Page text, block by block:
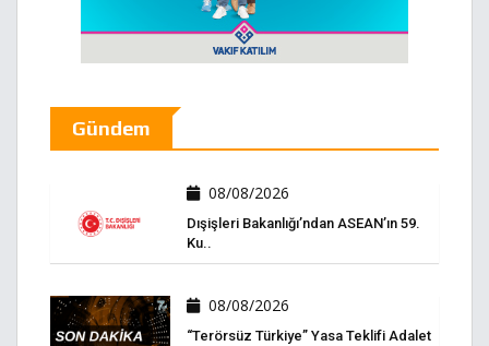
Gündem
08/08/2026
Dışişleri Bakanlığı’ndan ASEAN’ın 59.
Ku..
08/08/2026
“Terörsüz Türkiye” Yasa Teklifi Adalet